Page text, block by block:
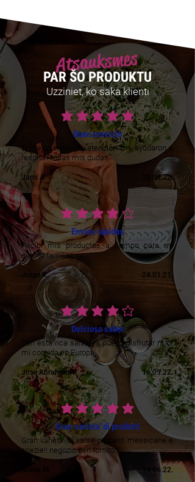
Atsauksmes
PAR ŠO PRODUKTU
Uzziniet, ko saka klienti
vidējais vērtējums ir 5 no 5
Buen servicio
El mejor servicio y atencion, me ayudaron a
resolver todas mis dudas
Jami A. 25.06.22.
vidējais vērtējums ir 4 no 5
Envíos rápidos
Recibí mis productos a tiempo para mi
evento familiar
Jorge K. 24.01.21.
vidējais vērtējums ir 4 no 5
Delcioso sabor
Con esta rica salsa ya puedo disfrutar mas
mi comida en Europa
Jose Abraham T 16.09.22.
vidējais vērtējums ir 5 no 5
Gran varieta' di prodotti
Gran varieta' di salse piccanti messicane e
spezie!! negozio ben fornito!!
Maria M. 14.06.22.